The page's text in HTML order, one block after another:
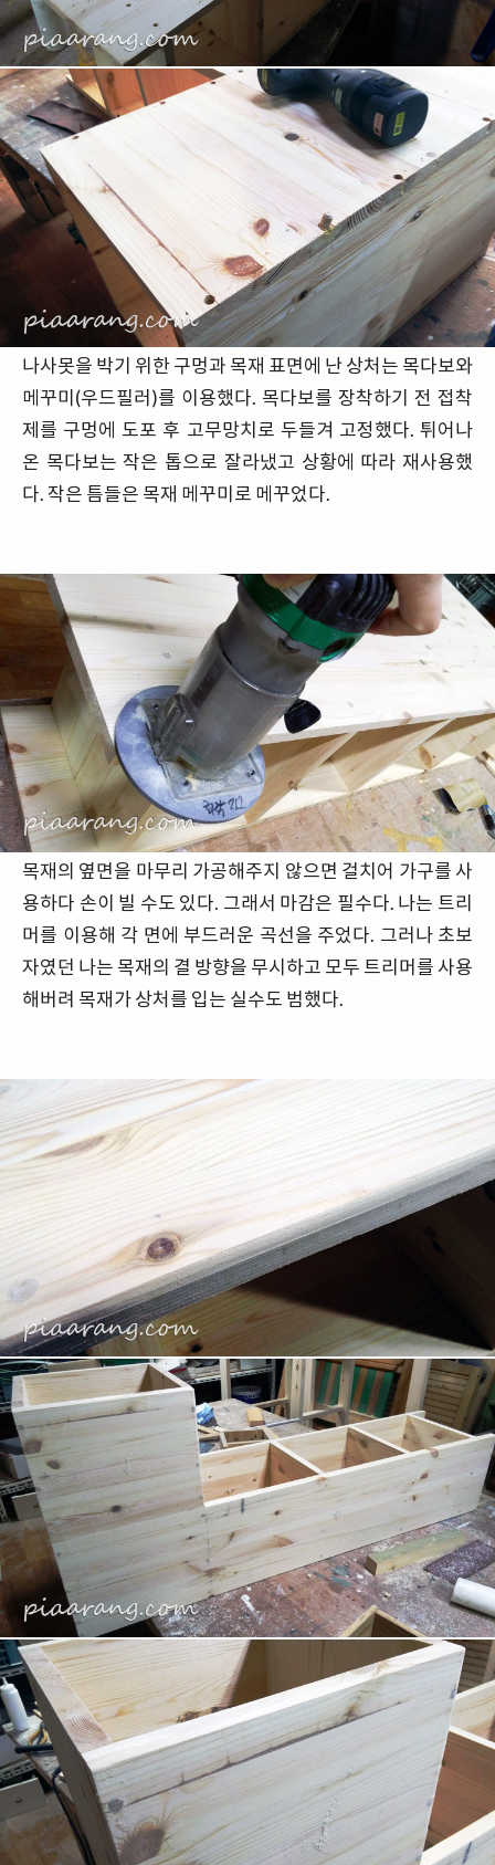
나사못을 박기 위한 구멍과 목재 표면에 난 상처는 목다보와
메꾸미(우드필러)를 이용했다. 목다보를 장착하기 전 접착
제를 구멍에 도포 후 고무망치로 두들겨 고정했다. 튀어나
온 목다보는 작은 톱으로 잘라냈고 상황에 따라 재사용했
다. 작은 틈들은 목재 메꾸미로 메꾸었다.
목재의 옆면을 마무리 가공해주지 않으면 걸치어 가구를 사
용하다 손이 빌 수도 있다. 그래서 마감은 필수다. 나는 트리
머를 이용해 각 면에 부드러운 곡선을 주었다. 그러나 초보
자였던 나는 목재의 결 방향을 무시하고 모두 트리머를 사용
해버려 목재가 상처를 입는 실수도 범했다.